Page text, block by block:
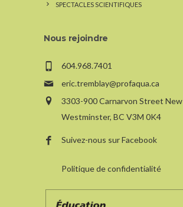
SPECTACLES SCIENTIFIQUES
Nous rejoindre
604.968.7401
eric.tremblay@profaqua.ca
3303-900 Carnarvon Street New
Westminster, BC V3M 0K4
Suivez-nous sur Facebook
Politique de confidentialité